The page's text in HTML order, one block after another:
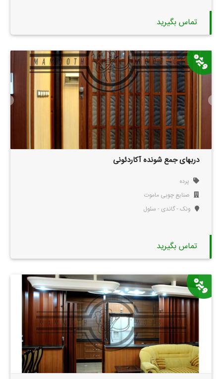
تماس بگیرید
دربهای جمع شونده آکاردئونی
پرده
صنایع چوبی ماموت
ونک - گاندی - سئول
تماس بگیرید